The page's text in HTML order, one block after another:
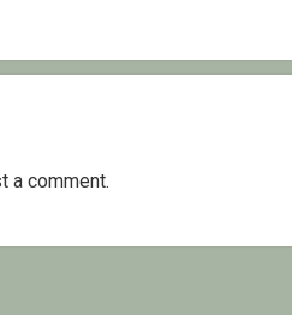
a comment.